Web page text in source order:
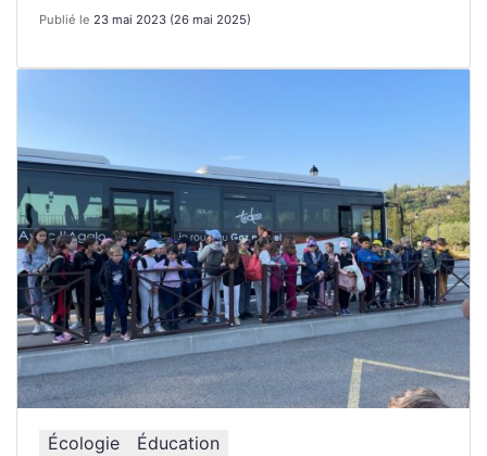
Publié le 23 mai 2023 (26 mai 2025)
Écologie
Éducation